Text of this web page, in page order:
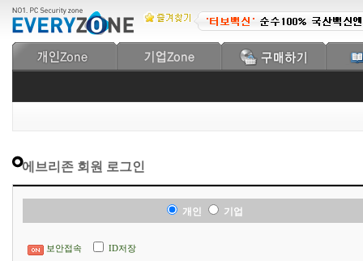
에브리존 회원 로그인
개인 기업
보안접속 ID저장